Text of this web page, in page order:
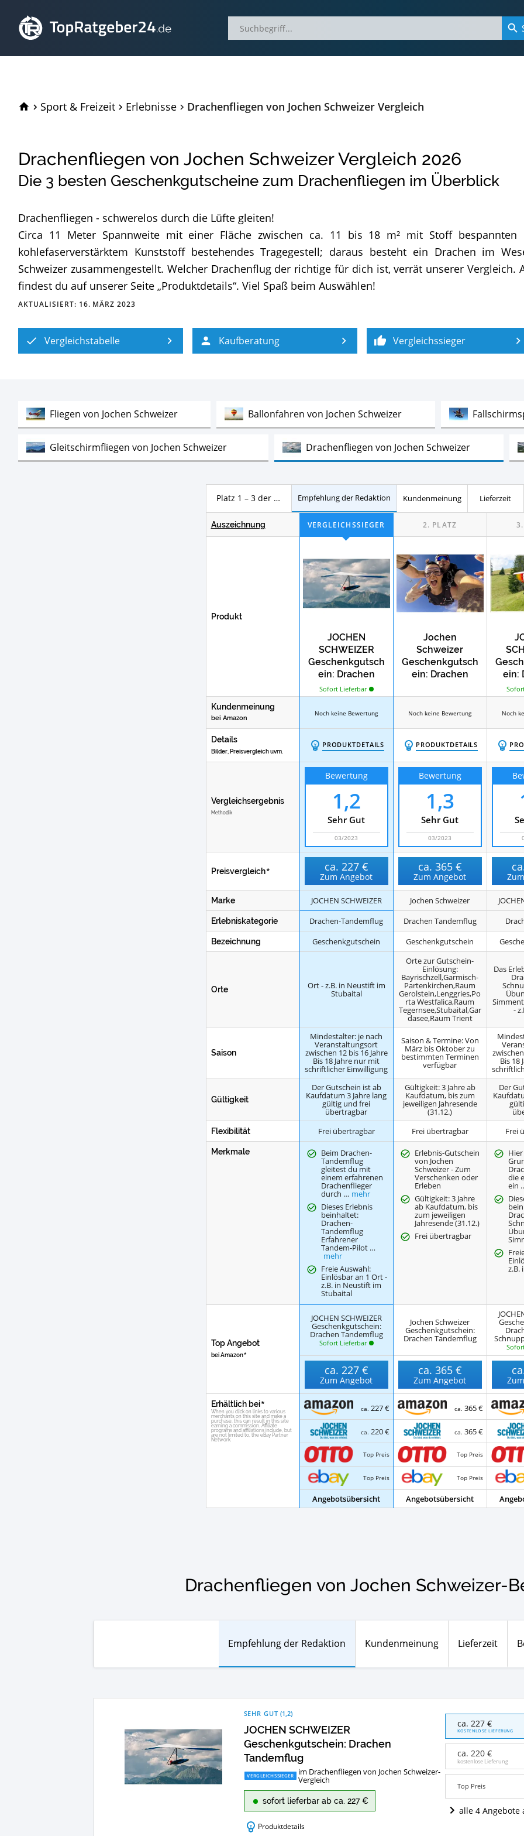
TopRatgeber24.de
Sport & Freizeit Erlebnisse Drachenfliegen von Jochen Schweizer Vergleich
Drachenfliegen von Jochen Schweizer Vergleich 2026
Die 3 besten Geschenkgutscheine zum Drachenfliegen im Überblick
Drachenfliegen - schwerelos durch die Lüfte gleiten!
Circa 11 Meter Spannweite mit einer Fläche zwischen ca. 11 bis 18 m² mit Stoff
kohlefaserverstärktem Kunststoff bestehendes Tragegestell; daraus besteht ein Drachen im
Schweizer zusammengestellt. Welcher Drachenflug der richtige für dich ist, verrät unserer
findest du auf unserer Seite „Produktdetails“. Viel Spaß beim Auswählen!
AKTUALISIERT: 16. MÄRZ 2023
Vergleichstabelle Kaufberatung Vergleichssieger
Fliegen von Jochen SchweizerTest Ballonfahren von Jochen SchweizerTest
Gleitschirmfliegen von Jochen SchweizerTest Drachenfliegen von Jochen SchweizerTest
Panzerfahren von Jochen SchweizerTest Baggern von Jochen SchweizerTest Quad-
Platz 1 – 3 der 3 besten Geschenkgutscheine zum Drachenfliegen im Vergleich Empfehlung der Redaktion Kundenmeinung Lieferzeit
Auszeichnung
Produkt
JOCHEN
SCHWEIZER
Geschenkgutsch
ein: Drachen
Tandemflug
Sofort Lieferbar
Jochen
Schweizer
Geschenkgutsch
ein: Drachen
ein:
Kundenmeinung
bei Amazon
Noch keine Bewertung Noch keine Bewertung Noch
Details
Bilder, Preisvergleich uvm.
PRODUKTDETAILS PRODUKTDETAILS
Vergleichsergebnis
Methodik
Bewertung
1,2
Sehr Gut
03/2023
Bewertung
1,3
Sehr Gut
03/2023
Preisvergleich ca. 227 €
Zum Angebot
ca. 365 €
Zum Angebot
Marke JOCHEN SCHWEIZER Jochen Schweizer
Erlebniskategorie Drachen-Tandemflug Drachen Tandemflug
Bezeichnung Geschenkgutschein Geschenkgutschein
Orte Ort - z.B. in Neustift im
Stubaital
Orte zur Gutschein-
Einlösung:
Bayrischzell,Garmisch-
Partenkirchen,Raum
Gerolstein,Lenggries,Po
rta Westfalica,Raum
Tegernsee,Stubaital,Gar
dasee,Raum Trient
Das
-
Saison
Mindestalter: je nach
Veranstaltungsort
zwischen 12 bis 16 Jahre
Bis 18 Jahre nur mit
schriftlicher Einwilligung
Saison & Termine: Von
März bis Oktober zu
bestimmten Terminen
verfügbar Bis 18
Gültigkeit
Der Gutschein ist ab
Kaufdatum 3 Jahre lang
gültig und frei
übertragbar
Gültigkeit: 3 Jahre ab
Kaufdatum, bis zum
jeweiligen Jahresende
(31.12.)
Der
Flexibilität Frei übertragbar Frei übertragbar Frei
Merkmale Beim Drachen-
Tandemflug
gleitest du mit
einem erfahrenen
Drachenflieger
durch … mehr
Dieses Erlebnis
beinhaltet:
Drachen-
Tandemflug
Erfahrener
Tandem-Pilot …
mehr
Freie Auswahl:
Einlösbar an 1 Ort -
z.B. in Neustift im
Stubaital
Erlebnis-Gutschein
von Jochen
Schweizer - Zum
Verschenken oder
Erleben
Gültigkeit: 3 Jahre
ab Kaufdatum, bis
zum jeweiligen
Jahresende (31.12.)
Frei übertragbar
die
ein
z.B.
Top Angebot
bei Amazon
JOCHEN SCHWEIZER
Geschenkgutschein:
Drachen Tandemflug
Sofort Lieferbar
Jochen Schweizer
Geschenkgutschein:
Drachen Tandemflug
ca. 227 €
Zum Angebot
ca. 365 €
Zum Angebot
Erhältlich bei ca. 227 €
ca. 220 €
Top Preis
Top Preis
Angebotsübersicht
ca. 365 €
ca. 365 €
Top Preis
Top Preis
Angebotsübersicht
Drachenfliegen von Jochen Schweizer-
Empfehlung der Redaktion Kundenmeinung Lieferzeit
JOCHEN SCHWEIZER
Geschenkgutschein: Drachen
Tandemflug
SEHR GUT (1,2)
VERGLEICHSSIEGER im Drachenfliegen von Jochen Schweizer-
Vergleich
sofort lieferbar ab ca. 227 €
Produktdetails
SCHWEIZER
Geschenkgutschein:
Drachen
Tandemflug
Angebote:
Drachenfliegen
ca. 227 €
KOSTENLOSE LIEFERUNG
ca. 220 €
kostenlose Lieferung
Top Preis
alle 4 Angebote